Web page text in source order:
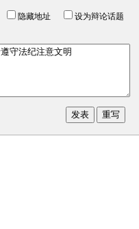
隐藏地址
设为辩论话题